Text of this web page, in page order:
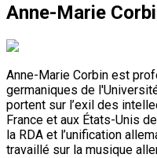
Anne-Marie
Anne-Marie Corbin est
germaniques de
portent sur l’exil des
France et aux États-Unis
la RDA et l’unification
travaillé sur la musique